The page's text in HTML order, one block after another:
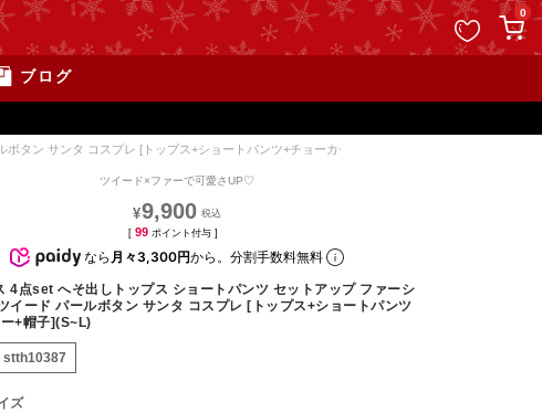
0
ブログ
タン サンタ コスプレ [トップス+ショートパンツ+チョーカー+帽子](S~L)
ツイード×ファーで可愛さUP♡
¥9,900
[ 99 ポイント付与 ]
なら 月々3,300円から。分割手数料無料
4点set へそ出しトップス ショートパンツ セットアップ ファーシ
イード パールボタン サンタ コスプレ [トップス+ショートパンツ
+帽子](S~L)
stth10387
ズ
ペー
ジト
ップ